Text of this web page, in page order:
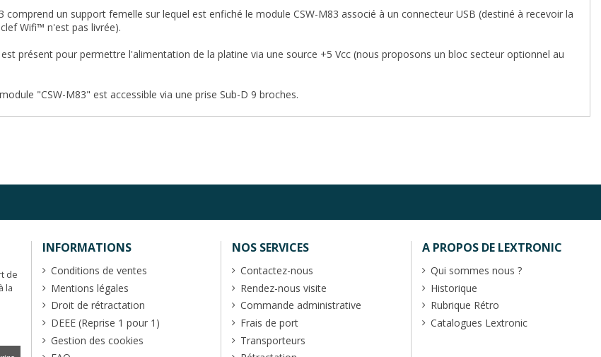
comprend un support femelle sur lequel est enfiché le module CSW-M83 associé à un connecteur USB (destiné à recevoir la
Wifi™ n'est pas livrée).
présent pour permettre l'alimentation de la platine via une source +5 Vcc (nous proposons un bloc secteur optionnel au
"CSW-M83" est accessible via une prise Sub-D 9 broches.
de
la
INFORMATIONS
Conditions de ventes
Mentions légales
Droit de rétractation
DEEE (Reprise 1 pour 1)
Gestion des cookies
NOS SERVICES
Contactez-nous
Rendez-nous visite
Commande administrative
Frais de port
Transporteurs
A PROPOS DE LEXTRONIC
Qui sommes nous ?
Historique
Rubrique Rétro
Catalogues Lextronic